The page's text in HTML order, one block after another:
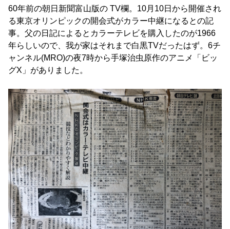
60年前の朝日新聞富山版の TV欄。10月10日から開催され
る東京オリンピックの開会式がカラー中継になるとの記
事。父の日記によるとカラーテレビを購入したのが1966
年らしいので、我が家はそれまで白黒TVだったはず。6チ
ャンネル(MRO)の夜7時から手塚治虫原作のアニメ「ビッ
グX」がありました。